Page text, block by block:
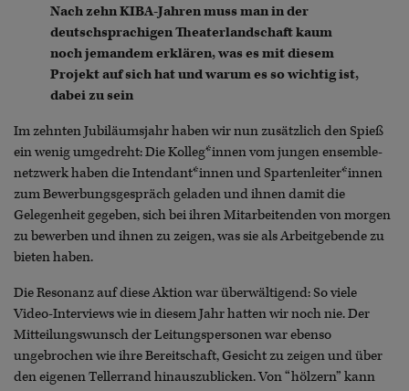
Nach zehn KIBA-Jahren muss man in der
deutschsprachigen Theaterlandschaft kaum
noch jemandem erklären, was es mit diesem
Projekt auf sich hat und warum es so wichtig ist,
dabei zu sein
Im zehnten Jubiläumsjahr haben wir nun zusätzlich den Spieß
ein wenig umgedreht: Die Kolleg*innen vom jungen ensemble-
netzwerk haben die Intendant*innen und Spartenleiter*innen
zum Bewerbungsgespräch geladen und ihnen damit die
Gelegenheit gegeben, sich bei ihren Mitarbeitenden von morgen
zu bewerben und ihnen zu zeigen, was sie als Arbeitgebende zu
bieten haben.
Die Resonanz auf diese Aktion war überwältigend: So viele
Video-Interviews wie in diesem Jahr hatten wir noch nie. Der
Mitteilungswunsch der Leitungspersonen war ebenso
ungebrochen wie ihre Bereitschaft, Gesicht zu zeigen und über
den eigenen Tellerrand hinauszublicken. Von “hölzern” kann